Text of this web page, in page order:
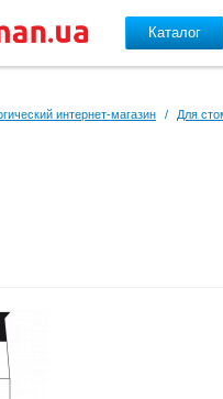
Каталог
интернет-магазин / Для